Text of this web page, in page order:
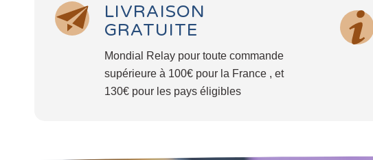
LIVRAISON
GRATUITE
Mondial Relay pour toute commande
supérieure à 100€ pour la France , et
130€ pour les pays éligibles